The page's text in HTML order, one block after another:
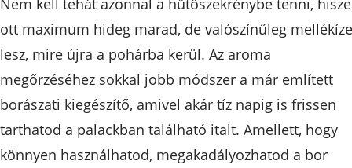
Nem kell tehát azonnal a hűtőszekrénybe tenni,
ott maximum hideg marad, de valószínűleg mellékíze
lesz, mire újra a pohárba kerül. Az aroma
megőrzéséhez sokkal jobb módszer a már említett
borászati kiegészítő, amivel akár tíz napig is frissen
tarthatod a palackban található italt. Amellett, hogy
könnyen használhatod, megakadályozhatod a bor